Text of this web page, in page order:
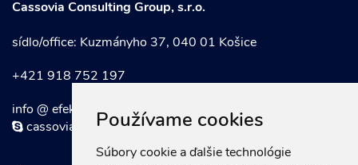
Používame cookies
Súbory cookie a ďalšie technológie
Cassovia Consulting Group, s.r.o.
sídlo/office: Kuzmányho 37, 040 01 Košice
+421 918 752 197
info @ efektivnymarketing . sk
cassoviaconsultinggroup